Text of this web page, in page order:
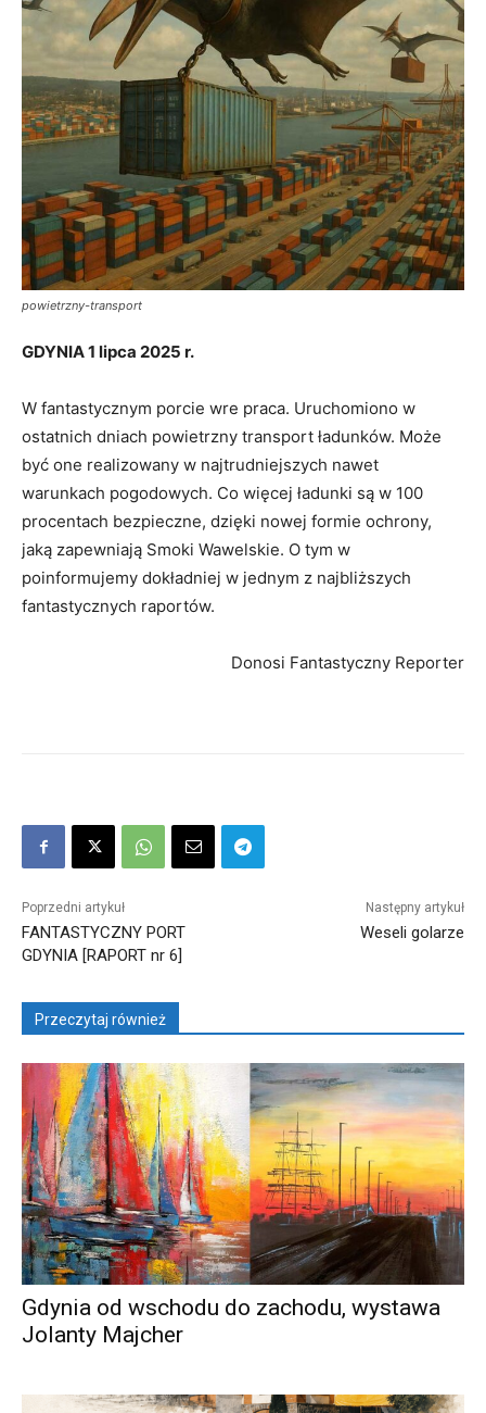
powietrzny-transport
GDYNIA 1 lipca 2025 r.
W fantastycznym porcie wre praca. Uruchomiono w
ostatnich dniach powietrzny transport ładunków. Może
być one realizowany w najtrudniejszych nawet
warunkach pogodowych. Co więcej ładunki są w 100
procentach bezpieczne, dzięki nowej formie ochrony,
jaką zapewniają Smoki Wawelskie. O tym w
poinformujemy dokładniej w jednym z najbliższych
fantastycznych raportów.
Donosi Fantastyczny Reporter
Poprzedni artykuł
FANTASTYCZNY PORT
GDYNIA [RAPORT nr 6]
Następny artykuł
Weseli golarze
Przeczytaj również
Gdynia od wschodu do zachodu, wystawa
Jolanty Majcher